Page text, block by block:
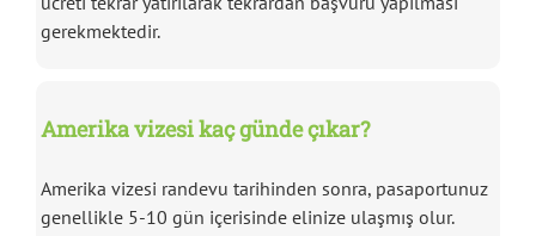
gerekmektedir.
Amerika vizesi kaç günde çıkar?
Amerika vizesi randevu tarihinden sonra, pasaportunuz
genellikle 5-10 gün içerisinde elinize ulaşmış olur.